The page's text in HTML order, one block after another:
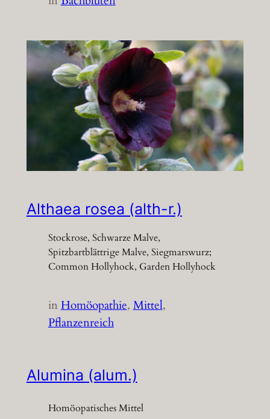
Althaea rosea (alth-r.)
Stockrose, Schwarze Malve,
Spitzbartblättrige Malve, Siegmarswurz;
Common Hollyhock, Garden Hollyhock
inHomöopathie, Mittel
Pflanzenreich
Alumina (alum.)
Homöopatisches Mittel